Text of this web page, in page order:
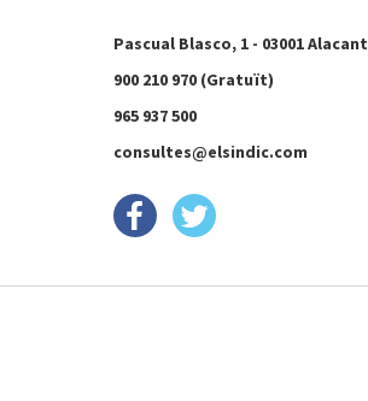
Pascual Blasco, 1 - 03001 Alacant
900 210 970 (Gratuït)
965 937 500
consultes@elsindic.com